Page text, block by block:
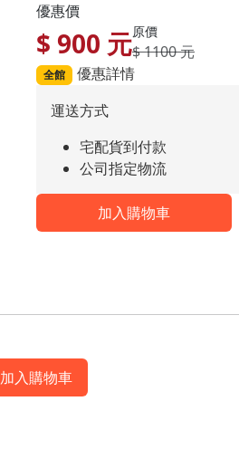
優惠價
$ 900 元原價
$ 1100 元
全館
優惠詳情
運送方式
宅配貨到付款
公司指定物流
加入購物車
加入購物車